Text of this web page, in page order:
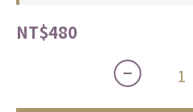
NT$480